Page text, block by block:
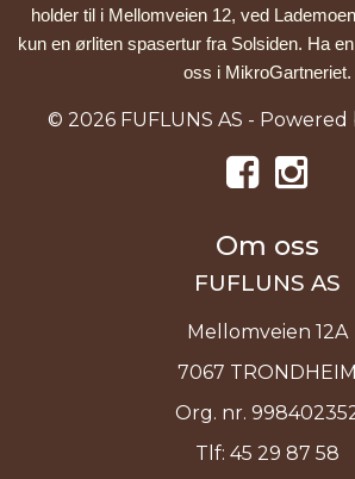
holder til i Mellomveien 12, ved
kun en ørliten spasertur fra Solsiden. Ha
oss i MikroGartneriet.
© 2026 FUFLUNS AS - Powered
Om oss
FUFLUNS AS
Mellomveien 12A
7067 TRONDHEIM
Org. nr.
Tlf: 45 29 87 58